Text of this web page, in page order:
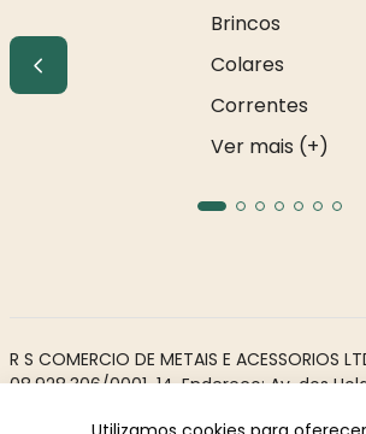
Brincos
Colares
Correntes
Ver mais (+)
R S COMERCIO DE METAIS E ACESSORIOS
08.928.306/0001-14. Endereço: Av. dos